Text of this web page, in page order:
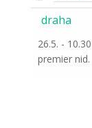
draha
26.5. -
premier nid.